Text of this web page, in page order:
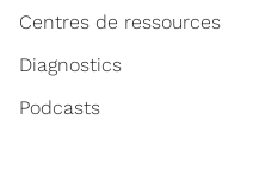
Centres de ressources
Diagnostics
Podcasts